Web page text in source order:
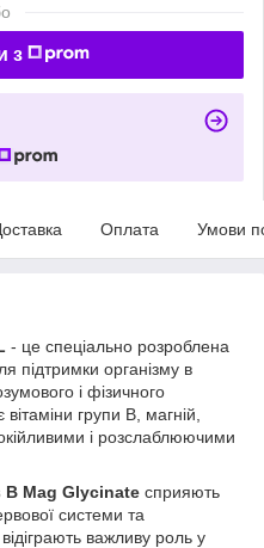
з
Оплата Умови
- це спеціально розроблена
підтримки організму в
і фізичного
групи B, магній,
і розслаблюючими
B Mag Glycinate сприяють
системи та
важливу роль у